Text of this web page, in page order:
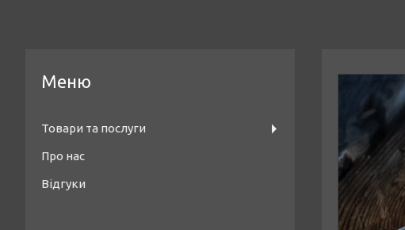
Товари та послуги
Про нас
Відгуки